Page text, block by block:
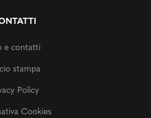
e contatti
stampa
Policy
Cookies